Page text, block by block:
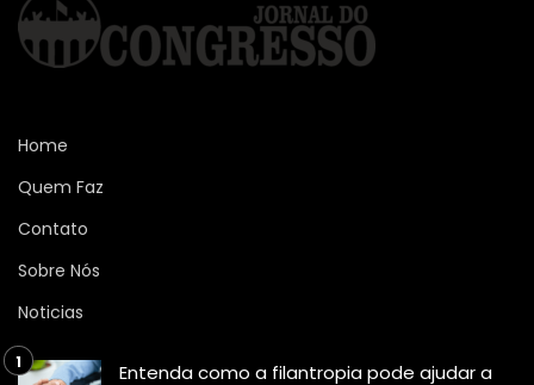
Home
Quem Faz
Contato
Sobre Nós
Noticias
Entenda como a filantropia pode ajudar a